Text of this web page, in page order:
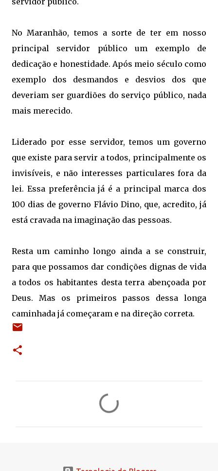
No Maranhão, temos a sorte de ter em nosso
principal servidor público um exemplo de
dedicação e honestidade. Após meio século como
exemplo dos desmandos e desvios dos que
deveriam ser guardiões do serviço público, nada
mais merecido.
Liderado por esse servidor, temos um governo
que existe para servir a todos, principalmente os
invisíveis, e não interesses particulares fora da
lei. Essa preferência já é a principal marca dos
100 dias de governo Flávio Dino, que, acredito, já
está cravada na imaginação das pessoas.
Resta um caminho longo ainda a se construir,
para que possamos dar condições dignas de vida
a todos os habitantes desta terra abençoada por
Deus. Mas os primeiros passos dessa longa
caminhada já começaram e na direção correta.